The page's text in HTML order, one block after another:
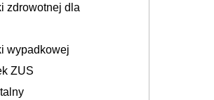
zdrowotnej dla
wypadkowej
ZUS